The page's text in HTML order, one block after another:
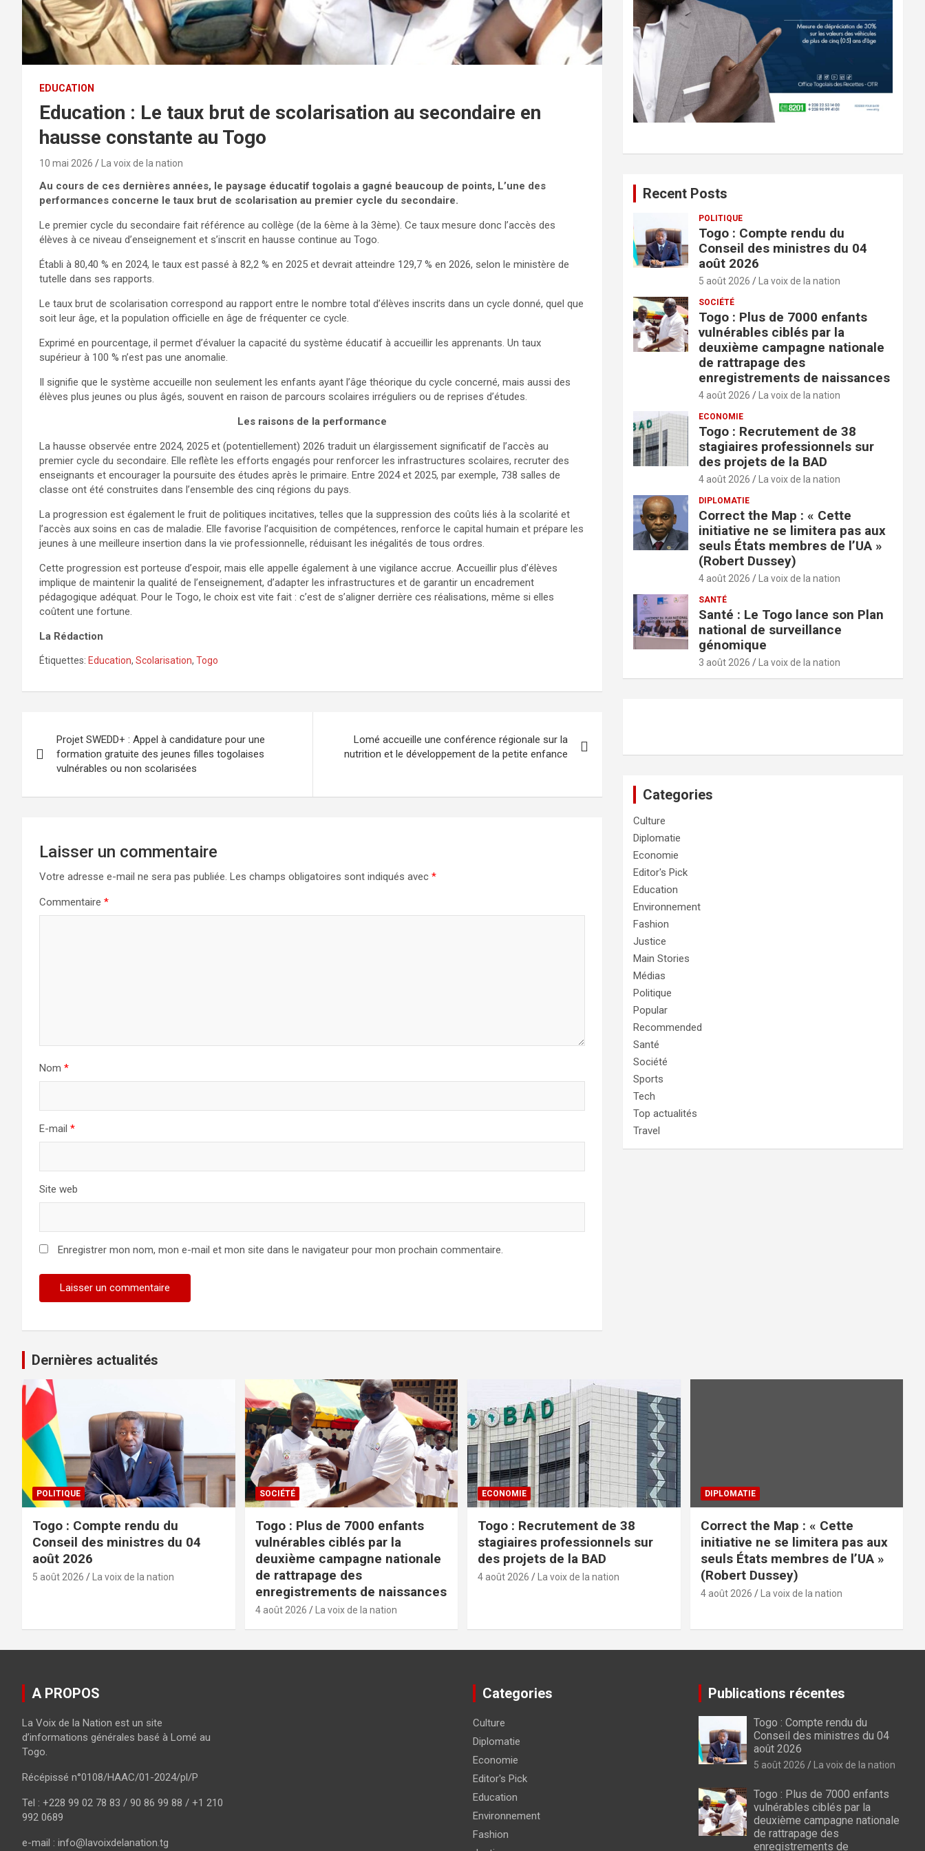
EDUCATION
Education : Le taux brut de scolarisation au secondaire en
hausse constante au Togo
10 mai 2026 La voix de la nation
Au cours de ces dernières années, le paysage éducatif togolais a gagné beaucoup de points, L’une des
performances concerne le taux brut de scolarisation au premier cycle du secondaire.
Le premier cycle du secondaire fait référence au collège (de la 6ème à la 3ème). Ce taux mesure donc l’accès des
élèves à ce niveau d’enseignement et s’inscrit en hausse continue au Togo.
Établi à 80,40 % en 2024, le taux est passé à 82,2 % en 2025 et devrait atteindre 129,7 % en 2026, selon le ministère de
tutelle dans ses rapports.
Le taux brut de scolarisation correspond au rapport entre le nombre total d’élèves inscrits dans un cycle donné, quel que
soit leur âge, et la population officielle en âge de fréquenter ce cycle.
Exprimé en pourcentage, il permet d’évaluer la capacité du système éducatif à accueillir les apprenants. Un taux
supérieur à 100 % n’est pas une anomalie.
Il signifie que le système accueille non seulement les enfants ayant l’âge théorique du cycle concerné, mais aussi des
élèves plus jeunes ou plus âgés, souvent en raison de parcours scolaires irréguliers ou de reprises d’études.
Les raisons de la performance
La hausse observée entre 2024, 2025 et (potentiellement) 2026 traduit un élargissement significatif de l’accès au
premier cycle du secondaire. Elle reflète les efforts engagés pour renforcer les infrastructures scolaires, recruter des
enseignants et encourager la poursuite des études après le primaire. Entre 2024 et 2025, par exemple, 738 salles de
classe ont été construites dans l’ensemble des cinq régions du pays.
La progression est également le fruit de politiques incitatives, telles que la suppression des coûts liés à la scolarité et
l’accès aux soins en cas de maladie. Elle favorise l’acquisition de compétences, renforce le capital humain et prépare les
jeunes à une meilleure insertion dans la vie professionnelle, réduisant les inégalités de tous ordres.
Cette progression est porteuse d’espoir, mais elle appelle également à une vigilance accrue. Accueillir plus d’élèves
implique de maintenir la qualité de l’enseignement, d’adapter les infrastructures et de garantir un encadrement
pédagogique adéquat. Pour le Togo, le choix est vite fait : c’est de s’aligner derrière ces réalisations, même si elles
coûtent une fortune.
La Rédaction
Étiquettes: Education, Scolarisation, Togo
de
Projet SWEDD+ : Appel à candidature pour une
formation gratuite des jeunes filles togolaises
vulnérables ou non scolarisées
Lomé accueille une conférence régionale sur la
nutrition et le développement de la petite enfance
Laisser un commentaire
Votre adresse e-mail ne sera pas publiée. Les champs obligatoires sont indiqués avec *
Commentaire *
Nom *
E-mail *
Site web
Enregistrer mon nom, mon e-mail et mon site dans le navigateur pour mon prochain commentaire.
Recent Posts
POLITIQUE
Togo : Compte rendu du
Conseil des ministres du 04
août 2026
5 août 2026 La voix de la nation
SOCIÉTÉ
Togo : Plus de 7000 enfants
vulnérables ciblés par la
deuxième campagne nationale
de rattrapage des
enregistrements de naissances
4 août 2026 La voix de la nation
ECONOMIE
Togo : Recrutement de 38
stagiaires professionnels sur
des projets de la BAD
4 août 2026 La voix de la nation
DIPLOMATIE
Correct the Map : « Cette
initiative ne se limitera pas aux
seuls États membres de l’UA »
(Robert Dussey)
4 août 2026 La voix de la nation
SANTÉ
Santé : Le Togo lance son Plan
national de surveillance
génomique
3 août 2026 La voix de la nation
Categories
Culture
Diplomatie
Economie
Editor's Pick
Education
Environnement
Fashion
Justice
Main Stories
Médias
Politique
Popular
Recommended
Santé
Société
Sports
Tech
Top actualités
Travel
Dernières actualités
POLITIQUE
Togo : Compte rendu du
Conseil des ministres du 04
août 2026
5 août 2026 La voix de la nation
SOCIÉTÉ
Togo : Plus de 7000 enfants
vulnérables ciblés par la
deuxième campagne nationale
de rattrapage des
enregistrements de naissances
4 août 2026 La voix de la nation
ECONOMIE
Togo : Recrutement de 38
stagiaires professionnels sur
des projets de la BAD
4 août 2026 La voix de la nation
DIPLOMATIE
Correct the Map : « Cette
initiative ne se limitera pas aux
seuls États membres de l’UA »
(Robert Dussey)
4 août 2026 La voix de la nation
A PROPOS
La Voix de la Nation est un site
d’informations générales basé à Lomé au
Togo.
Récépissé n°0108/HAAC/01-2024/pl/P
Tel : +228 99 02 78 83 / 90 86 99 88 / +1 210
992 0689
e-mail : info@lavoixdelanation.tg
Categories
Culture
Diplomatie
Economie
Editor's Pick
Education
Environnement
Fashion
Publications récentes
Togo : Compte rendu du
Conseil des ministres du 04
août 2026
5 août 2026 La voix de la nation
Togo : Plus de 7000 enfants
vulnérables ciblés par la
deuxième campagne nationale
de rattrapage des
enregistrements de